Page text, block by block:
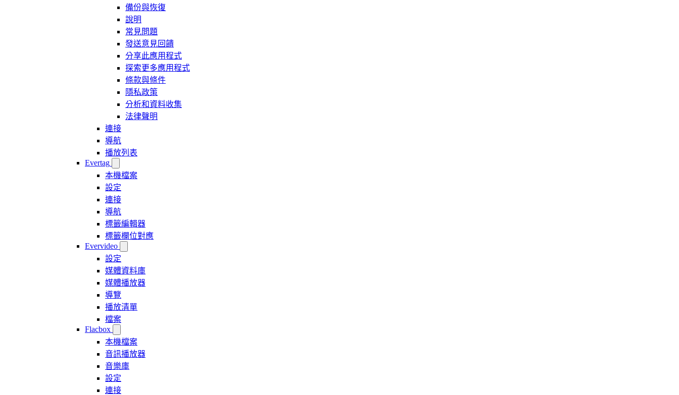
備份與恢復
說明
常見問題
發送意見回饋
分享此應用程式
探索更多應用程式
條款與條件
隱私政策
分析和資料收集
法律聲明
連接
導航
播放列表
Evertag
本機檔案
設定
連接
導航
標籤編輯器
標籤欄位對應
Evervideo
設定
媒體資料庫
媒體播放器
導覽
播放清單
檔案
Flacbox
本機檔案
音訊播放器
音樂庫
設定
連接